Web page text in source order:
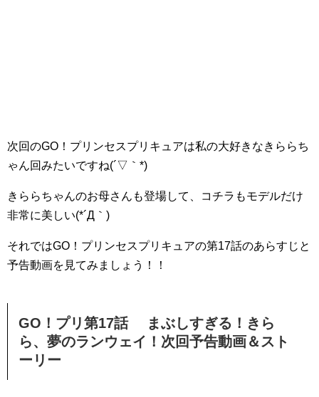
次回のGO！プリンセスプリキュアは私の大好きなきららち
ゃん回みたいですね(´▽｀*)
きららちゃんのお母さんも登場して、コチラもモデルだけ
非常に美しい(*´Д｀)
それではGO！プリンセスプリキュアの第17話のあらすじと
予告動画を見てみましょう！！
GO！プリ第17話 まぶしすぎる！きら
ら、夢のランウェイ！次回予告動画＆スト
ーリー